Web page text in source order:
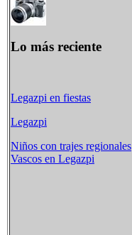
Lo más reciente
Legazpi en fiestas
Legazpi
Niños con trajes regionales
Vascos en Legazpi